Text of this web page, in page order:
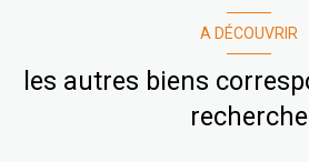
A DÉCOUVRIR
les autres biens
recherche